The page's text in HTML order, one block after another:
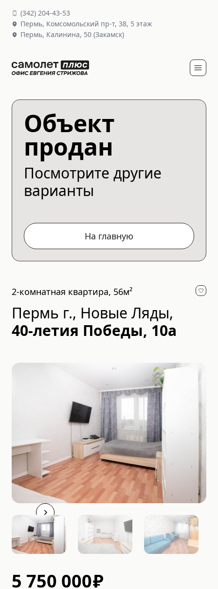
(342) 204-43-53
Пермь, Комсомольский пр-т, 38, 5 этаж
Пермь, Калинина, 50 (Закамск)
Объект
продан
Посмотрите другие
варианты
На главную
2-комнатная квартира, 56м²
Пермь г., Новые Ляды,
40-летия Победы, 10а
5 750 000₽